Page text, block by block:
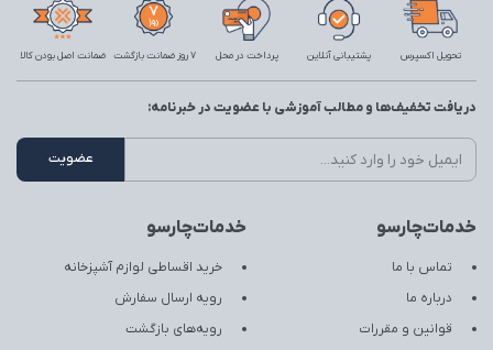
تحویل اکسپرس پشتیبانی آنلاین پرداخت در محل 7 روز ضمانت بازگشت ضمانت اصل بودن کالا
خدمات‌چارسو
تماس با ما
درباره ما
قوانین و مقررات
خدمات‌چارسو
خرید اقساطی لوازم آشپزخانه
رویه ارسال سفارش
رویه‌های بازگشت
دریافت تخفیف‌ها و مطالب آموزشی با عضویت در خبرنامه: